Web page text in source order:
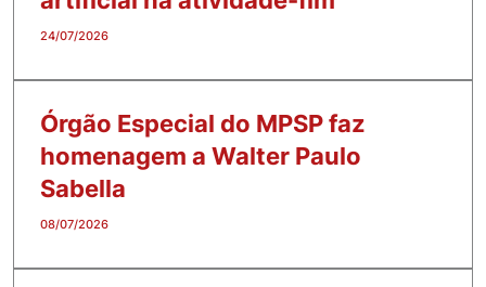
24/07/2026
Órgão Especial do MPSP faz
homenagem a Walter Paulo
Sabella
08/07/2026